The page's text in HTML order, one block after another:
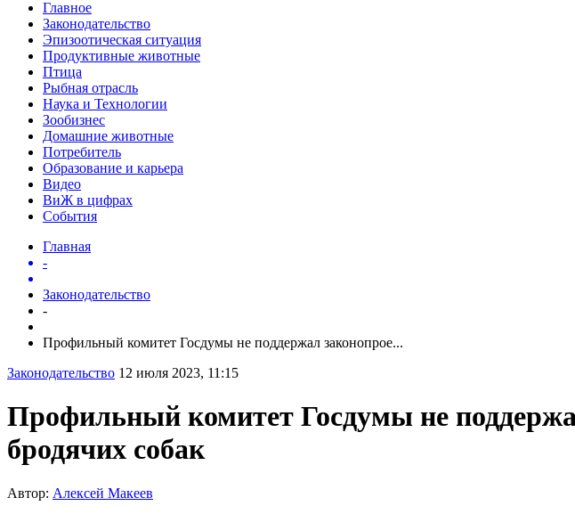
Главное
Законодательство
Эпизоотическая ситуация
Продуктивные животные
Птица
Рыбная отрасль
Наука и Технологии
Зообизнес
Домашние животные
Потребитель
Образование и карьера
Видео
ВиЖ в цифрах
События
Главная
-
Законодательство
-
Профильный комитет Госдумы не поддержал законопрое...
Законодательство 12 июля 2023, 11:15
Профильный комитет Госдумы не
бродячих собак
Автор: Алексей Макеев